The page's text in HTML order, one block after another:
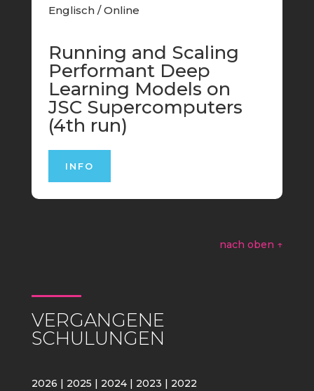
Englisch / Online
Running and Scaling
Performant Deep
Learning Models on
JSC Supercomputers
(4th run)
INFO
nach oben ↑
VERGANGENE
SCHULUNGEN
2026 | 2025 | 2024| 2023 | 2022